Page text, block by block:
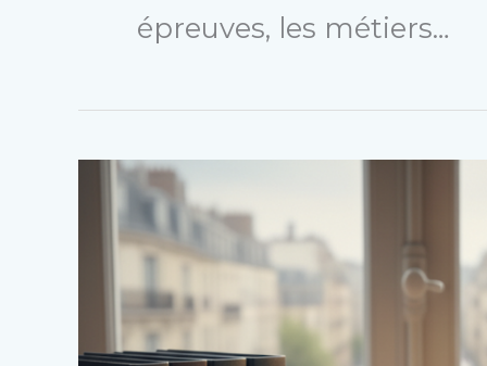
épreuves, les métiers…
Concours
Attaché
Territorial
Annales,
corrigés
et